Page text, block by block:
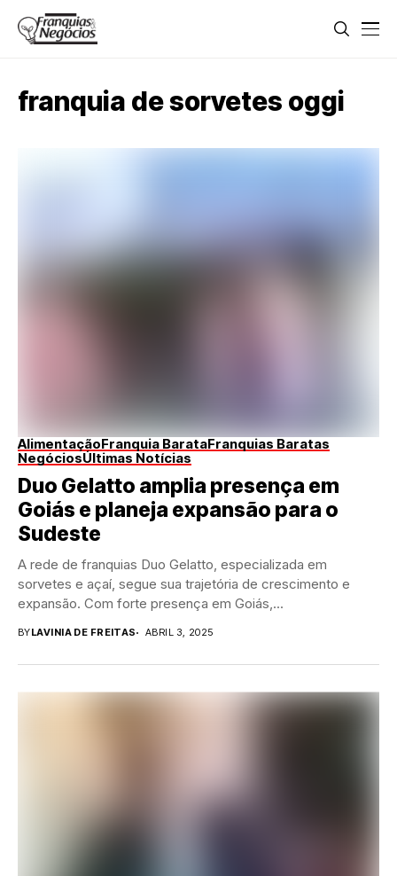
franquia de sorvetes oggi
AlimentaçãoFranquia BarataFranquias Baratas
NegóciosÚltimas Notícias
Duo Gelatto amplia presença em
Goiás e planeja expansão para o
Sudeste
A rede de franquias Duo Gelatto, especializada em
sorvetes e açaí, segue sua trajetória de crescimento e
expansão. Com forte presença em Goiás,...
BYLAVINIA DE FREITAS ABRIL 3, 2025